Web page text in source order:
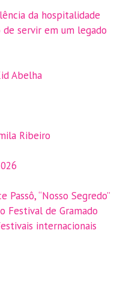
da hospitalidade
servir em um legado
Abelha
Ribeiro
Passô, “Nosso Segredo”
Festival de Gramado
internacionais